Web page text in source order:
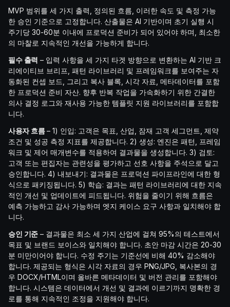
MVP 범위를 세 가지 출력, 정의된 흐름, 이러한 속도 및 측정 가능
한 승인 기준으로 고정합니다. 산출물은 AI 기반이며 초기 실행 시
주기당 30-60분 이내에 프로덕션 준비가 되어 있어야 하며, 최소한
의 마찰로 지속적인 개선을 가능하게 합니다.
필수 출력 – 입력 사항을 세 가지 타겟 방향으로 변환하는 AI 기반 크
리에이티브 브리프, 패턴 라이브러리 및 프레임워크를 보여주는 자
동화된 컨셉 보드, 그리고 복사 블록, 시각 자료, 메타데이터를 포함
한 프로덕션 준비 자산. 향후 반복 작업을 가속화하기 위한 간결한
의사 결정 로그와 재사용 가능한 템플릿 지원 라이브러리를 포함합
니다.
사용자 흐름– 1) 인입: 고객은 목표, 산업, 잠재 고객 세그먼트, 제약
조건 및 성공 측정 지표를 제공합니다. 2) 생성: 엔진은 패턴, 프레임
워크 및 제어 매개변수를 적용하여 결과물을 생성합니다. 3) 검토:
고객 또는 편집자는 관련성을 평가하고 선호 사항을 주석으로 달고
승인합니다. 4) 내보내기: 결과물은 프로덕션 파이프라인에 대한 형
식으로 패키징됩니다. 5) 학습: 결과는 패턴 라이브러리에 대한 지속
적인 개선 및 업데이트에 피드됩니다. 위험을 줄이기 위해 흐름은
예측 가능하고 감사 가능하며 엣지 케이스 요구 사항과 일치해야 합
니다.
승인 기준– 결과물은 최소 세 가지 산업에 걸쳐 95%의 테스트에서
목표 및 브랜드 보이스와 일치해야 합니다. 초안 마감 시간은 20-30
분 미만이어야 합니다. 수정 주기는 기준선에 비해 40% 감소해야
합니다. 제공되는 형식은 시각 자료의 경우 PNG/JPG, 복사본의 경
우 DOCX/HTML이며 올바른 메타데이터 및 버전 관리를 포함해야
합니다. 시스템은 데이터에서 개선 및 결과에 이르기까지 명확한 경
로를 통해 지속적인 조정을 지원해야 합니다.